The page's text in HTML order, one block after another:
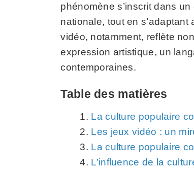
phénomène s’inscrit dans
nationale, tout en
vidéo, notamment, reflète
expression artistique, un
contemporaines.
Table des matières
La culture populaire
Les jeux vidéo : un
La culture populaire
L’influence de la